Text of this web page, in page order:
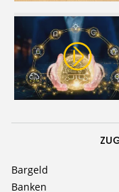
Bargeld
Banken